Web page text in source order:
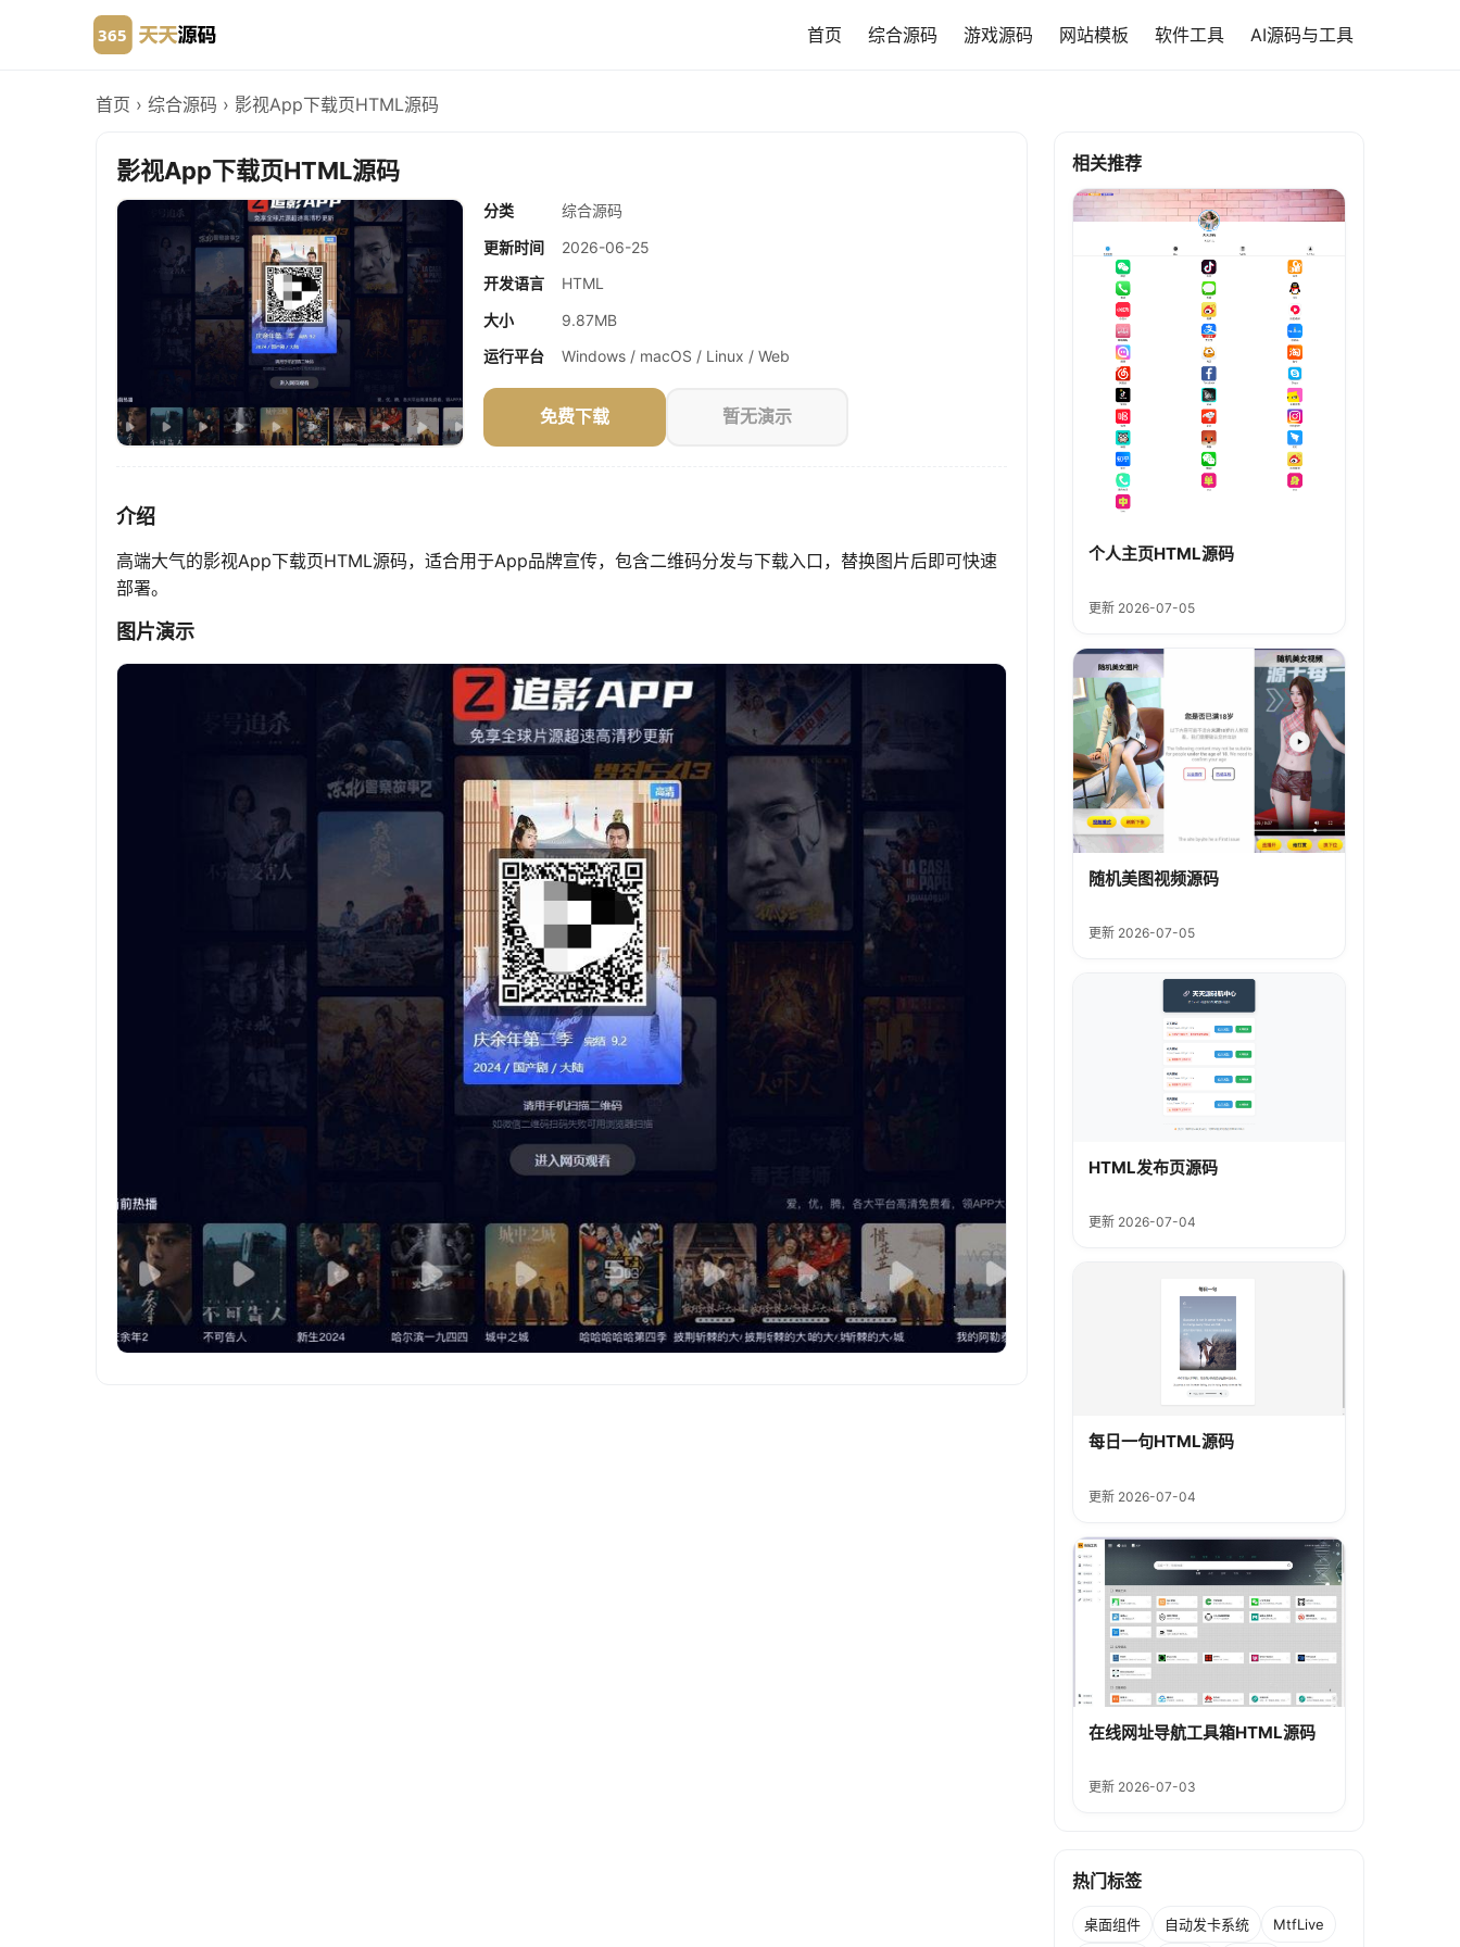
首页 综合源码 游戏源码 网站模板 软件工具 AI源码与工具
首页 › 综合源码 › 影视App下载页HTML源码
影视App下载页HTML源码
分类
综合源码
更新时间
2026-06-25
开发语言
HTML
大小
9.87MB
运行平台
Windows / macOS / Linux / Web
免费下载 暂无演示
介绍
高端大气的影视App下载页HTML源码，适合用于App品牌宣传，包含二维码分发与下载入口，替换图片后即可快速
部署。
图片演示
相关推荐
个人主页HTML源码
更新 2026-07-05
随机美图视频源码
更新 2026-07-05
HTML发布页源码
更新 2026-07-04
每日一句HTML源码
更新 2026-07-04
在线网址导航工具箱HTML源码
更新 2026-07-03
热门标签
桌面组件 自动发卡系统 MtfLive